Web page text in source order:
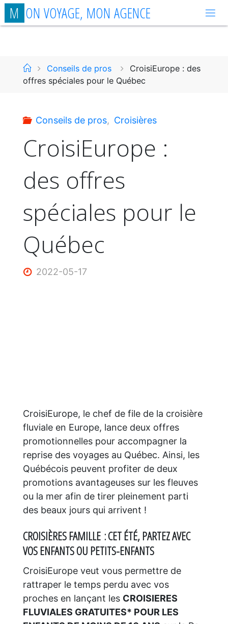
Aller
auM ON VOYAGE, MON AGENCE
AccueilConseils de pros
CroisiEurope : des
offres spéciales pour le Québec
Conseils de pros, Croisières
CroisiEurope :
des offres
spéciales pour le
Québec
2022-05-17
CroisiEurope, le chef de file de la croisière
fluviale en Europe, lance deux offres
promotionnelles pour accompagner la
reprise des voyages au Québec. Ainsi, les
Québécois peuvent profiter de deux
promotions avantageuses sur les fleuves
ou la mer afin de tirer pleinement parti
des beaux jours qui arrivent !
CROISIÈRES FAMILLE :CET ÉTÉ, PARTEZ AVEC
VOS ENFANTS OU PETITS-ENFANTS
CroisiEurope veut vous permettre de
rattraper le temps perdu avec vos
proches en lançant les CROISIERES
FLUVIALES GRATUITES* POUR LES